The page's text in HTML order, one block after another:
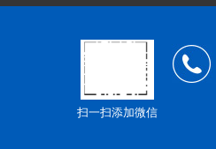
扫一扫添加微信